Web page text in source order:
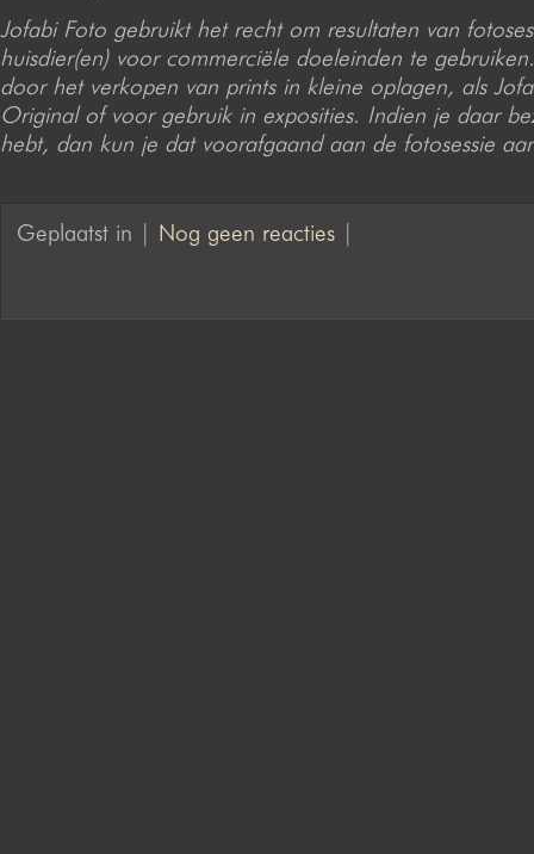
Jofabi Foto gebruikt het recht om resultaten van
huisdier(en) voor commerciële doeleinden te
door het verkopen van prints in kleine oplagen, als
Original of voor gebruik in exposities. Indien je daar
hebt, dan kun je dat voorafgaand aan de fotosessie
Geplaatst in | Nog geen reacties